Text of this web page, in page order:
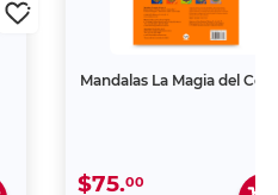
Mandalas La Magia del
$75.00